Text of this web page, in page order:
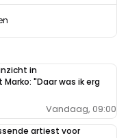
in
"Daar was ik erg
Vandaag, 09:00
artiest voor